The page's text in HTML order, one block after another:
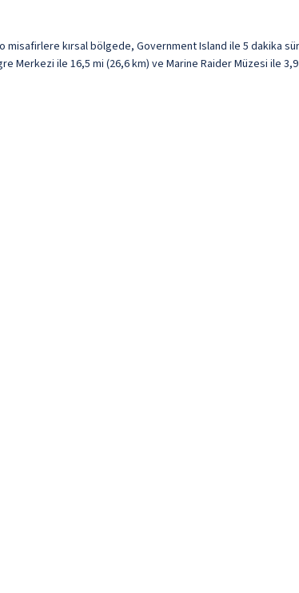
kırsal bölgede, Government Island ile 5 dakika
Merkezi ile 16,5 mi (26,6 km) ve Marine Raider Müzesi ile